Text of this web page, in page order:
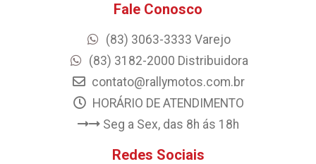
Fale Conosco
(83) 3063-3333 Varejo
(83) 3182-2000 Distribuidora
contato@rallymotos.com.br
HORÁRIO DE ATENDIMENTO
Seg a Sex, das 8h ás 18h
Redes Sociais